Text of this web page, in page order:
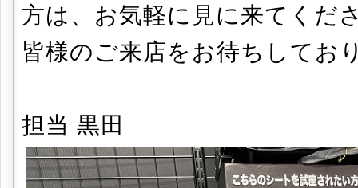
方は、お気軽に見に来てくだ
皆様のご来店をお待ちしてお
担当 黒田